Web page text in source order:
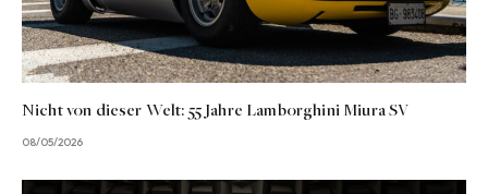
Nicht von dieser Welt: 55 Jahre Lamborghini Miura SV
08/05/2026